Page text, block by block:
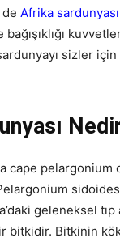
Afrika sardunyası
sizler için
cape pelargonium
geleneksel tıp
bitkidir. Bitkinin